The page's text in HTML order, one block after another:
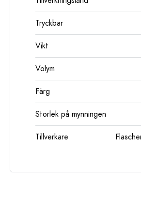
Tryckbar
Vikt
Volym
Färg
Storlek på mynningen
Tillverkare